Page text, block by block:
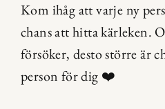
Kom ihåg att varje ny
chans att hitta kärleken.
försöker, desto större är
person för dig ❤️